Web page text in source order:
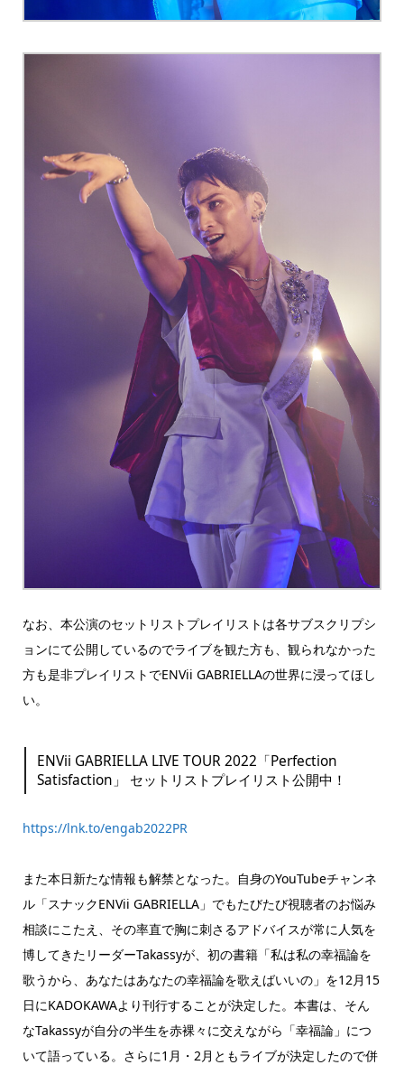
なお、本公演のセットリストプレイリストは各サブスクリプシ
ョンにて公開しているのでライブを観た方も、観られなかった
方も是非プレイリストでENVii GABRIELLAの世界に浸ってほし
い。
ENVii GABRIELLA LIVE TOUR 2022「Perfection
Satisfaction」 セットリストプレイリスト公開中！
https://lnk.to/engab2022PR
また本日新たな情報も解禁となった。自身のYouTubeチャンネ
ル「スナックENVii GABRIELLA」でもたびたび視聴者のお悩み
相談にこたえ、その率直で胸に刺さるアドバイスが常に人気を
博してきたリーダーTakassyが、初の書籍「私は私の幸福論を
歌うから、あなたはあなたの幸福論を歌えばいいの」を12月15
日にKADOKAWAより刊行することが決定した。本書は、そん
なTakassyが自分の半生を赤裸々に交えながら「幸福論」につ
いて語っている。さらに1月・2月ともライブが決定したので併